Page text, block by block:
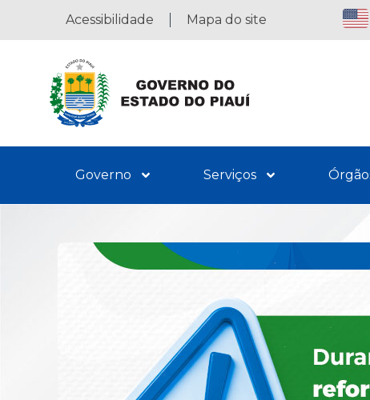
Acessibilidade Mapa do site
Governo Serviços